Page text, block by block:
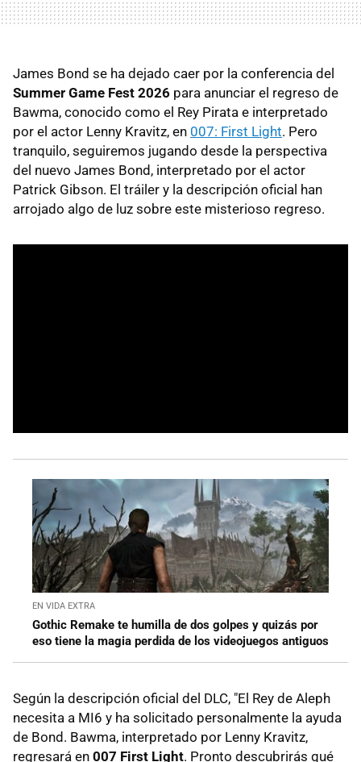
James Bond se ha dejado caer por la conferencia del
Summer Game Fest 2026 para anunciar el regreso de
Bawma, conocido como el Rey Pirata e interpretado
por el actor Lenny Kravitz, en 007: First Light. Pero
tranquilo, seguiremos jugando desde la perspectiva
del nuevo James Bond, interpretado por el actor
Patrick Gibson. El tráiler y la descripción oficial han
arrojado algo de luz sobre este misterioso regreso.
EN VIDA EXTRA
Gothic Remake te humilla de dos golpes y quizás por
eso tiene la magia perdida de los videojuegos antiguos
Según la descripción oficial del DLC, "El Rey de Aleph
necesita a MI6 y ha solicitado personalmente la ayuda
de Bond. Bawma, interpretado por Lenny Kravitz,
regresará en 007 First Light. Pronto descubrirás qué